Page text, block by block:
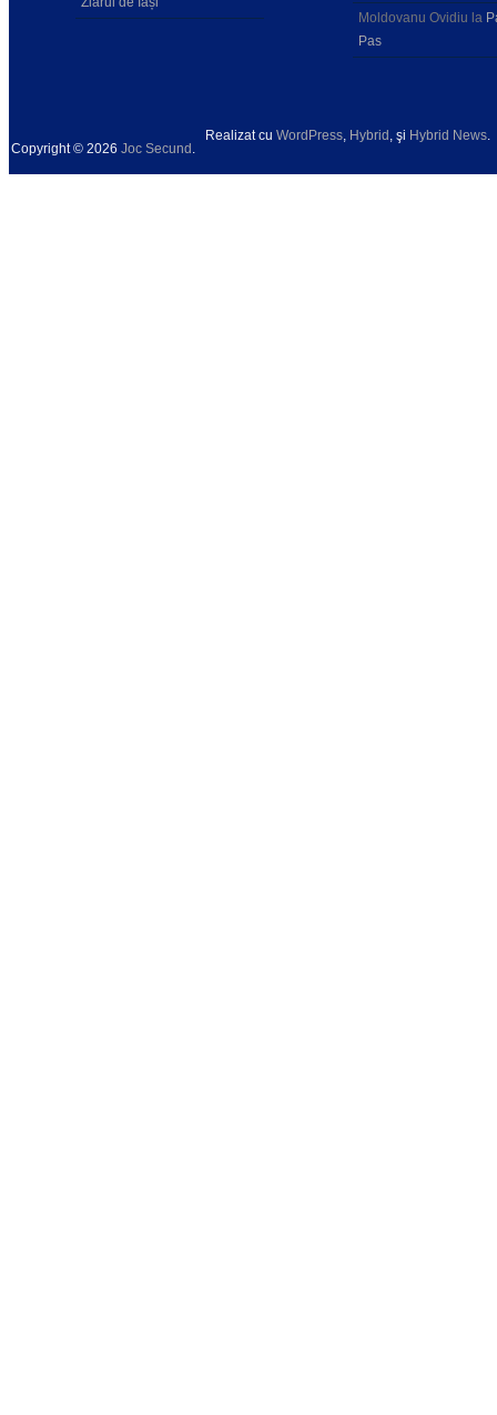
Moldovanu Ovidiu la
Pas
Copyright © 2026 Joc Secund
Realizat cu WordPress Hybrid , şi Hybrid News